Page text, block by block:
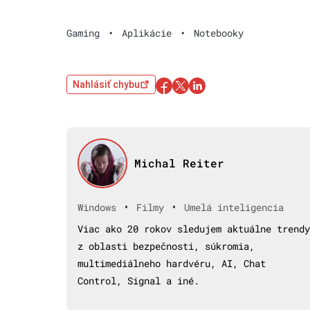
Gaming • Aplikácie • Notebooky
Nahlásiť chybu
Michal Reiter
Windows • Filmy •
Umelá inteligencia
Viac ako 20 rokov sledujem aktuálne trendy
z oblasti bezpečnosti, súkromia,
multimediálneho hardvéru, AI, Chat
Control, Signal a iné.